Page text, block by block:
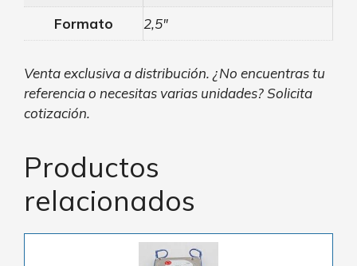
Formato
2,5″
Venta exclusiva a distribución. ¿No encuentras tu
referencia o necesitas varias unidades? Solicita
cotización.
Productos
relacionados